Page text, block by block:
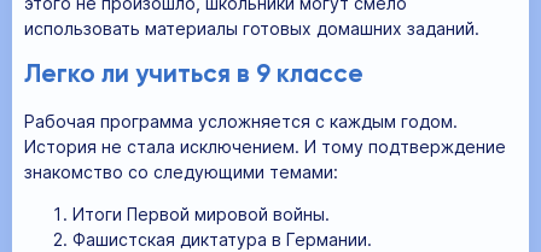
использовать материалы готовых домашних заданий.
Легко ли учиться в 9 классе
Рабочая программа усложняется с каждым годом.
История не стала исключением. И тому подтверждение
знакомство со следующими темами:
Итоги Первой мировой войны.
Фашистская диктатура в Германии.